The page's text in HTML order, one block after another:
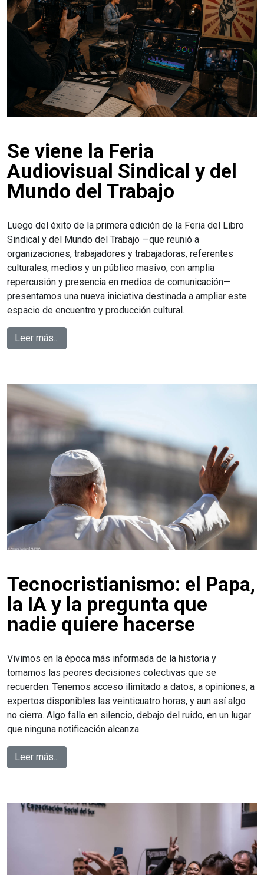
Se viene la Feria
Audiovisual Sindical y del
Mundo del Trabajo
Luego del éxito de la primera edición de la Feria del Libro
Sindical y del Mundo del Trabajo —que reunió a
organizaciones, trabajadores y trabajadoras, referentes
culturales, medios y un público masivo, con amplia
repercusión y presencia en medios de comunicación—
presentamos una nueva iniciativa destinada a ampliar este
espacio de encuentro y producción cultural.
Leer más...
Tecnocristianismo: el Papa,
la IA y la pregunta que
nadie quiere hacerse
Vivimos en la época más informada de la historia y
tomamos las peores decisiones colectivas que se
recuerden. Tenemos acceso ilimitado a datos, a opiniones, a
expertos disponibles las veinticuatro horas, y aun así algo
no cierra. Algo falla en silencio, debajo del ruido, en un lugar
que ninguna notificación alcanza.
Leer más...